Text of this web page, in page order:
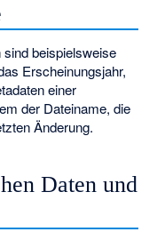
beispielsweise
Erscheinungsjahr,
einer
der Dateiname, die
Änderung.
Daten und